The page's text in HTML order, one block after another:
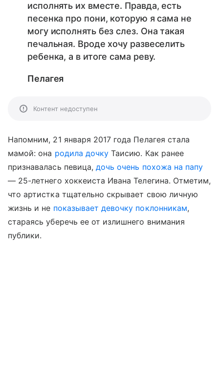
исполнять их вместе. Правда, есть
песенка про пони, которую я сама не
могу исполнять без слез. Она такая
печальная. Вроде хочу развеселить
ребенка, а в итоге сама реву.
Пелагея
Контент недоступен
Напомним, 21 января 2017 года Пелагея стала
мамой: она родила дочку Таисию. Как ранее
признавалась певица,дочь очень похожа на папу
— 25-летнего хоккеиста Ивана Телегина. Отметим,
что артистка тщательно скрывает свою личную
жизнь и не показывает девочку поклонникам,
стараясь уберечь ее от излишнего внимания
публики.